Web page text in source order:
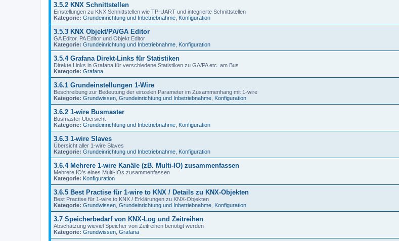
3.5.2 KNX Schnittstellen
Einstellungen zu KNX Schnittstellen wie TP-UART und integrierte Schnittstellen
Kategorie: Grundeinrichtung und Inbetriebnahme Konfiguration
3.5.3 KNX Objekt/PA/GA Editor
GA Editor, PA Editor und Objekt Editor
Kategorie: Grundeinrichtung und Inbetriebnahme Konfiguration
3.5.4 Grafana Direkt-Links für Statistiken
Direkte Links in Grafana für verschiedene Statistiken zu GA/PA etc. am Bus
Kategorie: Grafana
3.6.1 Grundeinstellungen 1-Wire
Beschreibung zur Bedeutung der einzelen Parameter im Zusammenhang mit 1-wire
Kategorie: Grundwissen Grundeinrichtung und Inbetriebnahme Konfiguration
3.6.2 1-wire Busmaster
Busmaster Übersicht
Kategorie: Grundeinrichtung und Inbetriebnahme Konfiguration
3.6.3 1-wire Slaves
Übersicht aller 1-wire Slaves
Kategorie: Grundeinrichtung und Inbetriebnahme Konfiguration
3.6.4 Mehrere 1-wire Kanäle (zB. Multi-IO) zusammenfassen
Mehrere IO's eines Multi-IOs zusammenfassen
Kategorie: Konfiguration
3.6.5 Best Practise für 1-wire to KNX / Details zu KNX-Objekten
Best Practise für 1-wire to KNX / Erklärungen zu KNX-Objekten
Kategorie: Grundwissen Grundeinrichtung und Inbetriebnahme Konfiguration
3.7 Speicherbedarf von KNX-Log und Zeitreihen
Abschätzung wieviel Speicher von Zeitreihen benötigt werden
Kategorie: Grundwissen Grafana